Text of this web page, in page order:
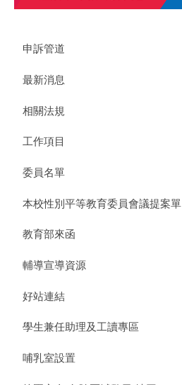
申訴管道
最新消息
相關法規
工作項目
委員名單
本校性別平等教育委員會議提案單
教育部來函
輔導宣導資源
好站連結
學生兼任助理及工讀專區
哺乳室設置